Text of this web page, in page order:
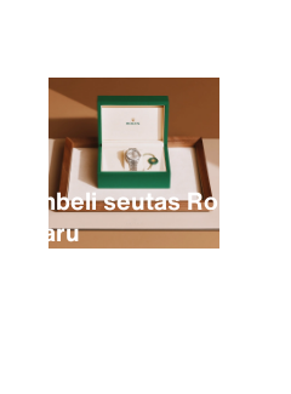
Membeli seutas Rolex
baharu